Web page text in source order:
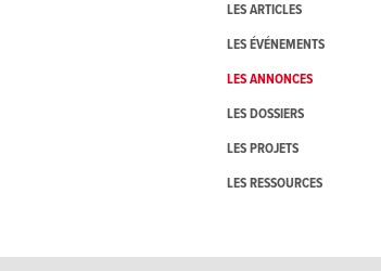
LES ARTICLES
LES ÉVÉNEMENTS
LES ANNONCES
LES DOSSIERS
LES PROJETS
LES RESSOURCES